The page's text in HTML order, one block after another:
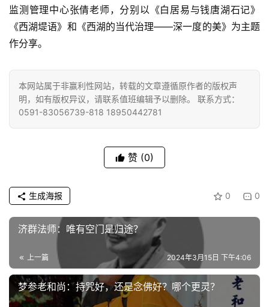
监测管理中心张倩老师，分别以《白居易与钱唐湖石记》
《西湖堤语》和《西湖的当代治理——深一度的美》为主题
作分享。
本网站属于非赢利性网站，转载的文章遵循原作者的版权声
明，如有版权异议，请联系值班编辑予以删除。 联系方式：
0591-83056739-818 18950442781
赞 (0)
0 0
生成海报
济群法师：唯有空门是归途？
上一篇 2024年3月15日 下午4:06
梦参老和尚：持咒好，还是念佛好？哪个更灵？